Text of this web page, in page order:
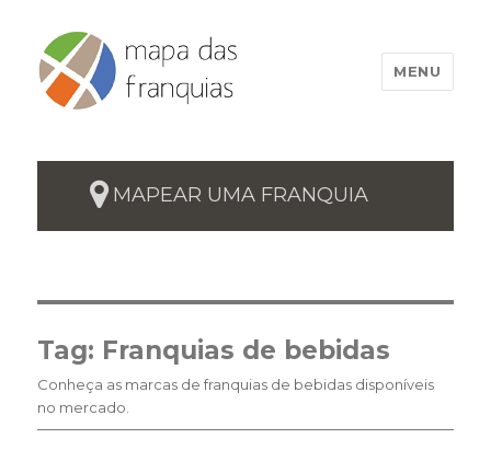
MENU
MAPEAR UMA FRANQUIA
Tag: Franquias de bebidas
Conheça as marcas de franquias de bebidas disponíveis
no mercado.